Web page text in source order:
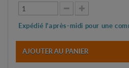
Expédié l'après-midi pour une
AJOUTER AU PANIER